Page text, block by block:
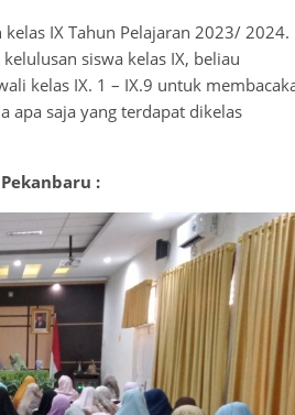
IX Tahun Pelajaran 2023/ 2024.
siswa kelas IX, beliau
kelas IX. 1 – IX.9 untuk
apa saja yang terdapat dikelas
: